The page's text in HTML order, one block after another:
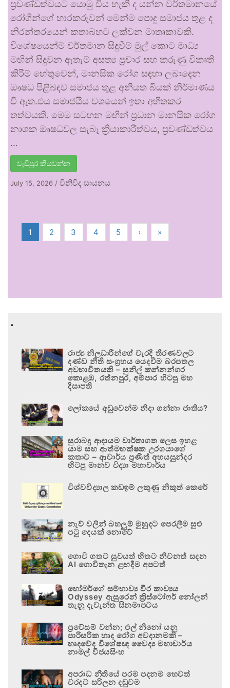
ප්‍රචණ්ඩත්වයට යොමු විය හැකි ද යන්න වර්තමානයේ
රෝගීන්ගේ භාරකරුවන් මෙන්ම පොදු සමාජය තුළ ද
නිරන්තරයෙන් කතාබහට ලක්වන මාතෘකාවකි.
විශේෂයෙන්ම වර්තමාන සිදුවීම් මුල් කොට මාධ්‍ය
මඟින් සිදුවන ඇතැම් අසත්‍ය ප්‍රචාර සහ කරුණු විකෘති
කිරීම් හේතුවෙන්, මානසික රෝග සඳහා ලබාදෙන
ඖෂධ පිළිබඳව සමාජය තුළ අනියත බියක් නිර්මාණය
වී ඇත.එය සමාජයීය වශයෙන් ඉතා අහිතකර
තත්වයකි. මෙම සටහන මඟින් ප්‍රධාන මානසික රෝග
නාශක ඖෂධවල සැබෑ ක්‍රියාකාරීත්වය, ප්‍රචණ්ඩත්වය
…
වැඩිපුර කියවන්න
July 15, 2026 / විනිවිද සායනය
1 2 3 4 5 › »
.
රාජ්‍ය නිලධාරීන්ගේ වැරදි තීරණවලට
දණ්ඩ නීති සංග්‍රහය යෙදවීම බරපතල
අවභාවිතයකි – සුනිල් කන්නන්ගර
කොළඹ, රත්නපුර, අම්පාර හිටපු මහ
දිසාපති
ලෝකයේ අඩුවෙන්ම නිදා ගන්නා ජාතිය?
සුරාබදු ආදායම වාර්තාගත ලෙස ඉහළ
යාම සහ ආත්මභක්ෂක උරගයාගේ
කතාව – ආචාර්ය ප්‍රණීත් අභයසුන්දර
හිටපු මානව විද්‍යා මහාචාර්ය
විශ්වවිද්‍යාල කඩඉම් ලකුණු නිකුත් කෙරේ
නැව් වලින් බහලුම් මුහුදට පෙරලීම සුළු
පටු දෙයක් නොවේ
ගොවි ගතට සුවයත් හිතට නිවනත් සදන
AI ගොවිතැන ළඟදීම අපටත්
හෝමර්ගේ සම්භාව්‍ය වීර කාව්‍යය
Odyssey ඇසුරෙන් ක්‍රිස්ටෝෆර් නෝලන්
තැනූ දැවැන්ත සිනමාපටය
ප්‍රවේසම් වන්න; එල් නිනෝ යනු
පාරිසරික හෘද රෝග අවදානමකි –
හෘදවේද විශේෂඥ වෛද්‍ය මහාචාර්ය
නාමල් විජයසිංහ
අපරාධ නීතියේ පරම පදනම හෙවත්
වරදට සරිලන දඬුවම